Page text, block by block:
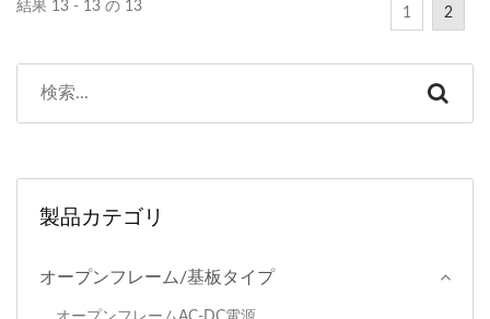
結果 13 - 13 の 13 1 2
製品カテゴリ
オープンフレーム/基板タイプ